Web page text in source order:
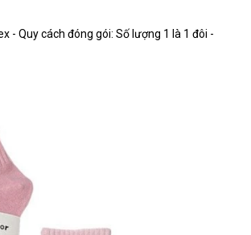
- Quy cách đóng gói: Số lượng 1 là 1 đôi -